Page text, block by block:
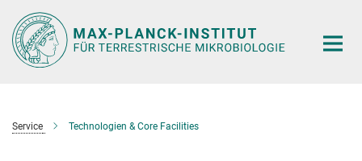
Hauptinhalt
Service Technologien & Core Facilities